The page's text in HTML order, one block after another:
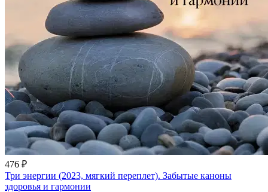
476 ₽
Три энергии (2023, мягкий переплет). Забытые каноны
здоровья и гармонии